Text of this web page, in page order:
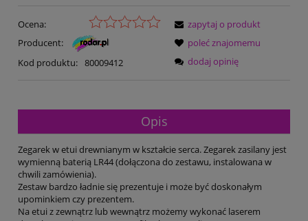
Ocena:
Producent:
Kod produktu: 80009412
zapytaj o produkt
poleć znajomemu
dodaj opinię
Opis
Zegarek w etui drewnianym w kształcie serca. Zegarek zasilany jest
wymienną baterią LR44 (dołączona do zestawu, instalowana w
chwili zamówienia).
Zestaw bardzo ładnie się prezentuje i może być doskonałym
upominkiem czy prezentem.
Na etui z zewnątrz lub wewnątrz możemy wykonać laserem